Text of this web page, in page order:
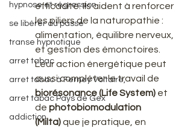
hypnose et régression
se libérer du passé
transe hypnotique
arret tabac
arret tabac à Ferney Voltaire,
arret tabac Pays de Gex
addiction
efficacité. Ils aident à renforcer
les piliers de la naturopathie :
alimentation, équilibre nerveux,
et gestion des émonctoires.
Leur action énergétique peut
aussi compléter le travail de
biorésonance (Life System) et
de photobiomodulation
(Milta) que je pratique, en